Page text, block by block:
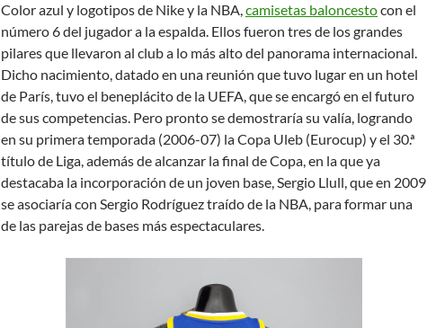
Color azul y logotipos de Nike y la NBA,camisetas baloncestocon el
número 6 del jugador a la espalda. Ellos fueron tres de los grandes
pilares que llevaron al club a lo más alto del panorama internacional.
Dicho nacimiento, datado en una reunión que tuvo lugar en un hotel
de París, tuvo el beneplácito de la UEFA, que se encargó en el futuro
de sus competencias. Pero pronto se demostraría su valía, logrando
en su primera temporada (2006-07) la Copa Uleb (Eurocup) y el 30.ª
título de Liga, además de alcanzar la final de Copa, en la que ya
destacaba la incorporación de un joven base, Sergio Llull, que en 2009
se asociaría con Sergio Rodríguez traído de la NBA, para formar una
de las parejas de bases más espectaculares.